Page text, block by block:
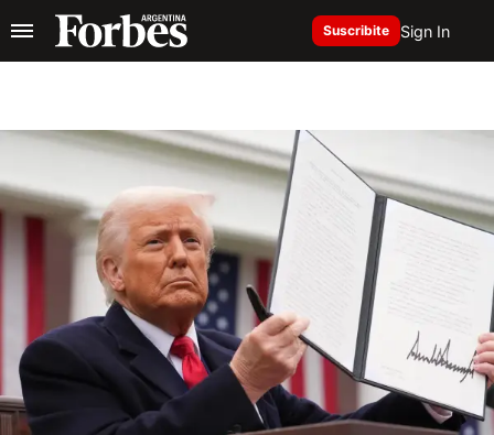
Suscribite Sign In